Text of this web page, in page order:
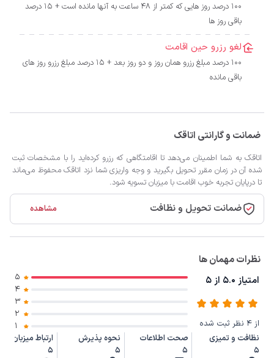
100 درصد روز هایی که کمتر از 48 ساعت به آنها مانده است + 15 درصد
باقی روز ها
لغو رزرو حین اقامت
100 درصد مبلغ رزرو همان روز و دو روز بعد + 15 درصد مبلغ رزرو روز های
باقی مانده
ضمانت و گارانتی اتاقک
اتاقک به شما اطمینان می‌دهد تا اقامتگاهی که رزرو کرده‌اید را با مشخصات ثبت
شده آن در زمان مقرر تحویل بگیرید و وجه واریزی شما نزد اتاقک محفوظ می‌ماند
تا درپایان تجربه خوب اقامت با میزبان تسویه شود.
ضمانت تحویل و نظافت مشاهده
نظرات مهمان ها
امتیاز 5.0 از 5
از 4 نظر ثبت شده
5
4
3
2
1
نظافت و تمیزی
5
صحت اطلاعات
5
نحوه پذیرش
5
ارتباط میزبان
5